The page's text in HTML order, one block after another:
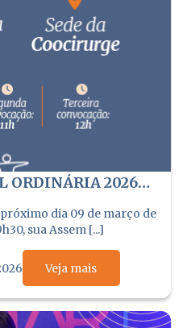
ORDINÁRIA 2026
REALIZADA EM
dia 09 de março de
sua Assem [...]
Veja mais